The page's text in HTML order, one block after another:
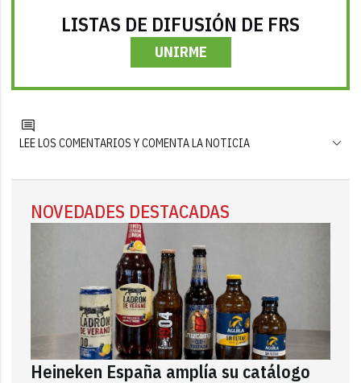
LISTAS DE DIFUSIÓN DE FRS
UNIRME
LEE LOS COMENTARIOS Y COMENTA LA NOTICIA
NOVEDADES DESTACADAS
Heineken España amplía su catálogo